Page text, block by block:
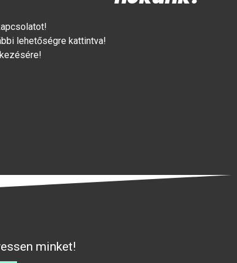
lehetőségre kattintva!
minket!